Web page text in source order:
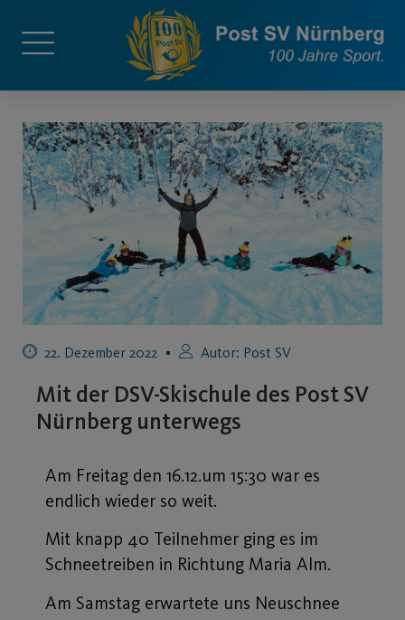
22. Dezember 2022 Autor: Post SV
Mit der DSV-Skischule des Post SV
Nürnberg unterwegs
Am Freitag den 16.12.um 15:30 war es
endlich wieder so weit.
Mit knapp 40 Teilnehmer ging es im
Schneetreiben in Richtung Maria Alm.
Am Samstag erwartete uns Neuschnee